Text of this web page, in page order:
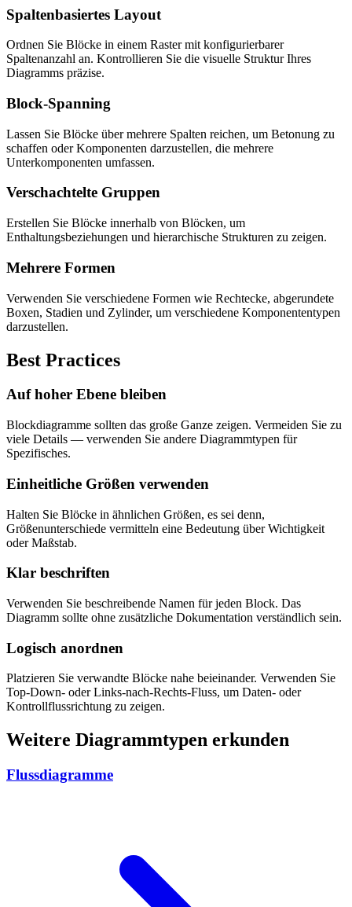
Spaltenbasiertes Layout
Ordnen Sie Blöcke in einem Raster mit konfigurierbarer
Spaltenanzahl an. Kontrollieren Sie die visuelle Struktur Ihres
Diagramms präzise.
Block-Spanning
Lassen Sie Blöcke über mehrere Spalten reichen, um Betonung zu
schaffen oder Komponenten darzustellen, die mehrere
Unterkomponenten umfassen.
Verschachtelte Gruppen
Erstellen Sie Blöcke innerhalb von Blöcken, um
Enthaltungsbeziehungen und hierarchische Strukturen zu zeigen.
Mehrere Formen
Verwenden Sie verschiedene Formen wie Rechtecke, abgerundete
Boxen, Stadien und Zylinder, um verschiedene Komponententypen
darzustellen.
Best Practices
Auf hoher Ebene bleiben
Blockdiagramme sollten das große Ganze zeigen. Vermeiden Sie zu
viele Details — verwenden Sie andere Diagrammtypen für
Spezifisches.
Einheitliche Größen verwenden
Halten Sie Blöcke in ähnlichen Größen, es sei denn,
Größenunterschiede vermitteln eine Bedeutung über Wichtigkeit
oder Maßstab.
Klar beschriften
Verwenden Sie beschreibende Namen für jeden Block. Das
Diagramm sollte ohne zusätzliche Dokumentation verständlich sein.
Logisch anordnen
Platzieren Sie verwandte Blöcke nahe beieinander. Verwenden Sie
Top-Down- oder Links-nach-Rechts-Fluss, um Daten- oder
Kontrollflussrichtung zu zeigen.
Weitere Diagrammtypen erkunden
Flussdiagramme